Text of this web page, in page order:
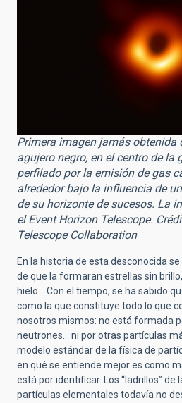
Primera imagen jamás obtenida
agujero negro, en el centro de la
perfilado por la emisión de gas
alrededor bajo la influencia de
de su horizonte de sucesos. La
el Event Horizon Telescope.
Telescope Collaboration
En la historia de esta desconocida
de que la formaran estrellas sin
hielo... Con el tiempo, se ha sabido
como la que constituye todo lo que
nosotros mismos: no está formada
neutrones… ni por otras partículas
modelo estándar de la física de
en qué se entiende mejor es como
está por identificar. Los “ladrillos” de
partículas elementales todavía no